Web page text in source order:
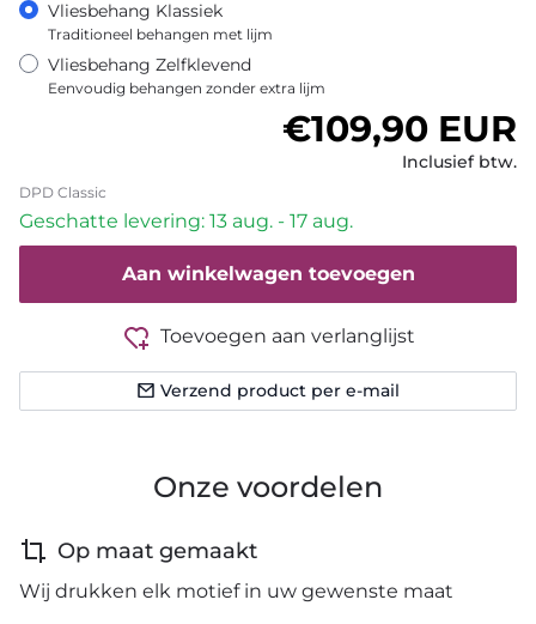
Vliesbehang Klassiek
Traditioneel behangen met lijm
Vliesbehang Zelfklevend
Eenvoudig behangen zonder extra lijm
Normale prijs
€109,90 EUR
Inclusief btw.
DPD Classic
Geschatte levering: 13 aug. - 17 aug.
Aan winkelwagen toevoegen
Toevoegen aan verlanglijst
Verzend product per e-mail
Onze voordelen
Op maat gemaakt
Wij drukken elk motief in uw gewenste maat